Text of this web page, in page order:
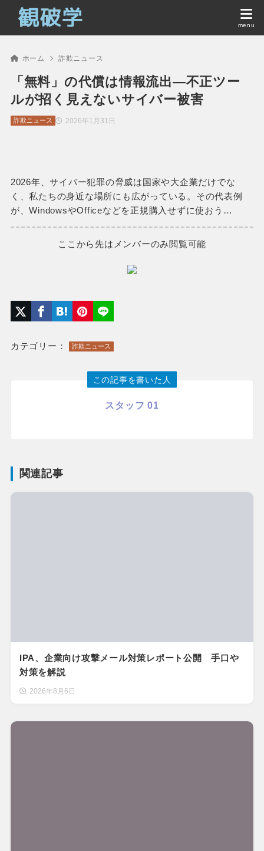
ホーム 詐欺ニュース
「無料」の代償は情報流出―不正ツー
ルが招く見えないサイバー被害
2026年1月31日
詐欺ニュース
2026年、サイバー犯罪の脅威は国家や大企業だけでな
く、私たちの身近な場所にも広がっている。その代表例
が、WindowsやOfficeなどを正規購入せずに使おう…
ここから先はメンバーのみ閲覧可能
カテゴリー： 詐欺ニュース
この記事を書いた人
スタッフ 01
関連記事
IPA、企業向け攻撃メール対策レポート公開 手口や
対策を解説
2026年8月6日